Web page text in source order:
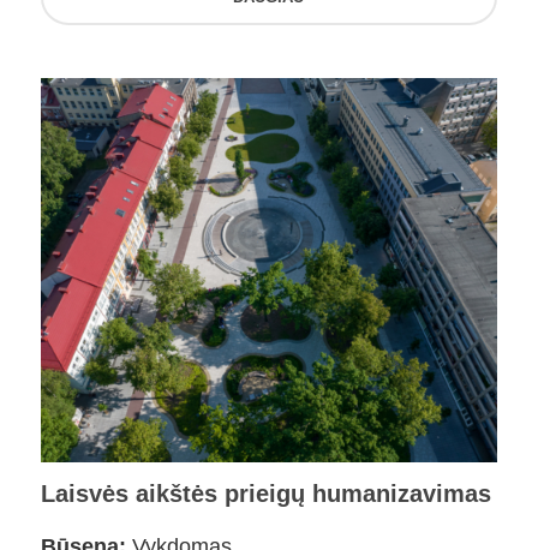
Laisvės aikštės prieigų humanizavimas